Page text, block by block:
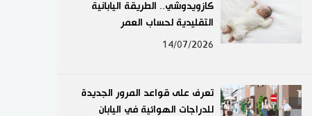
اقتصاد
ثقافة
كازويدوشي.. الطريقة اليابانية
التقليدية لحساب العمر
14/07/2026
تعرف على قواعد المرور الجديدة
للدراجات الهوائية في اليابان